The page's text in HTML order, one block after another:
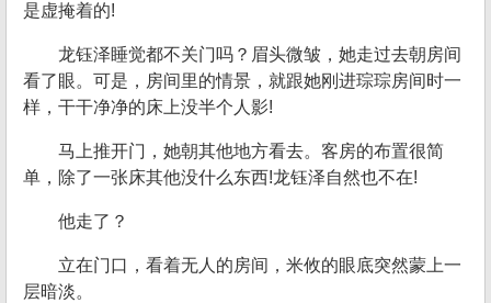
是虚掩着的!
龙钰泽睡觉都不关门吗？眉头微皱，她走过去朝房间
看了眼。可是，房间里的情景，就跟她刚进琮琮房间时一
样，干干净净的床上没半个人影!
马上推开门，她朝其他地方看去。客房的布置很简
单，除了一张床其他没什么东西!龙钰泽自然也不在!
他走了？
立在门口，看着无人的房间，米攸的眼底突然蒙上一
层暗淡。